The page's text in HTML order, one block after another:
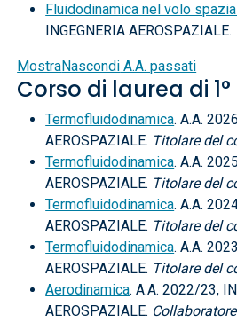
Fluidodinamica nel volo
INGEGNERIA AEROSPAZIALE.
MostraNascondi A.A. passati
Corso di laurea di
Termofluidodinamica. A.A.
AEROSPAZIALE. Titolare del
Termofluidodinamica. A.A.
AEROSPAZIALE. Titolare del
Termofluidodinamica. A.A.
AEROSPAZIALE. Titolare del
Termofluidodinamica. A.A.
AEROSPAZIALE. Titolare del
Aerodinamica. A.A. 2022/23,
AEROSPAZIALE.